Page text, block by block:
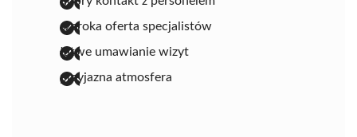
szeroka oferta specjalistów
łatwe umawianie wizyt
przyjazna atmosfera